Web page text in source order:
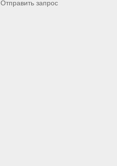
Отправить запрос